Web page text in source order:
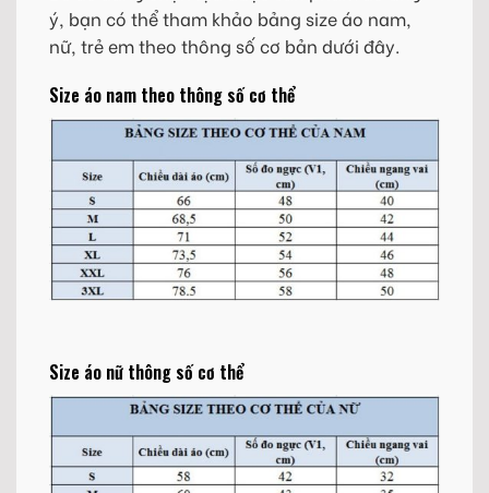
ý, bạn có thể tham khảo bảng size áo nam,
nữ, trẻ em theo thông số cơ bản dưới đây.
Size áo nam theo thông số cơ thể
Size áo nữ thông số cơ thể